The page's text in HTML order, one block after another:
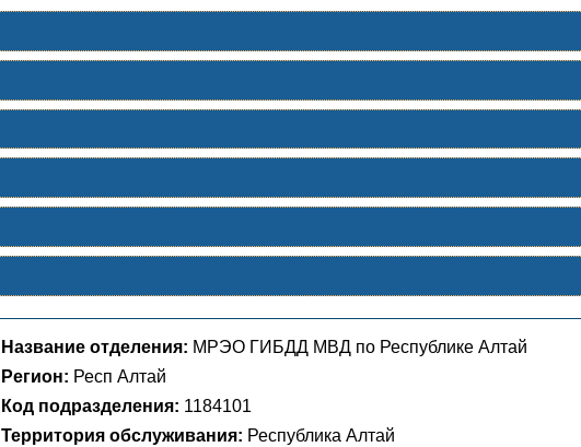
Название отделения: МРЭО ГИБДД МВД по Республике Алтай
Регион: Респ Алтай
Код подразделения: 1184101
Территория обслуживания: Республика Алтай